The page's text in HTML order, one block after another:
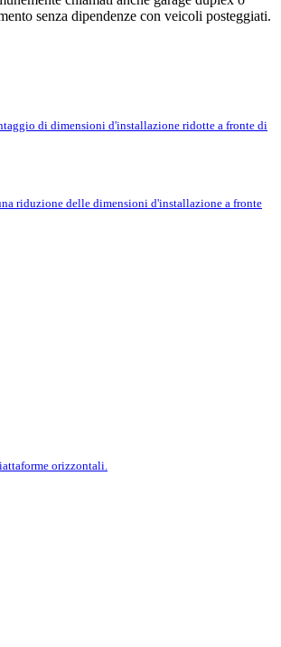
senza dipendenze con veicoli posteggiati.
di dimensioni d'installazione ridotte a fronte di
riduzione delle dimensioni d'installazione a fronte
orizzontali.